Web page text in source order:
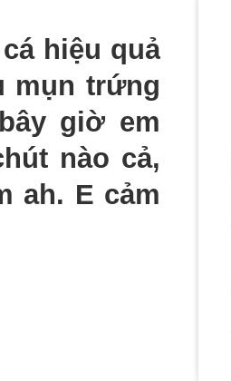
hiệu quả
mụn trứng
giờ em
nào cả,
ah. E cảm